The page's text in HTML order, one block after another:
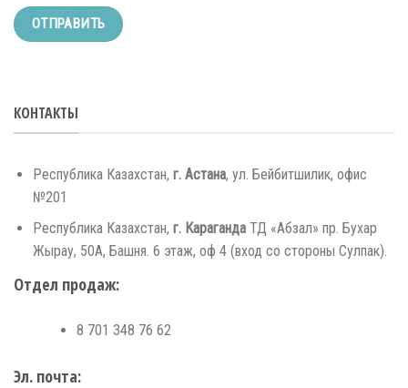
КОНТАКТЫ
Республика Казахстан, г. Астана, ул. Бейбитшилик, офис
№201
Республика Казахстан, г. КарагандаТД «Абзал» пр. Бухар
Жырау, 50А, Башня. 6 этаж, оф 4 (вход со стороны Сулпак).
Отдел продаж:
8 701 348 76 62
Эл. почта: